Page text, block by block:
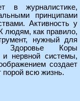
в журналистике,
принципами
Активность у
людям, как правило,
нужный для
Здоровье Коры
и нервной системы,
создает
порой всю жизнь.